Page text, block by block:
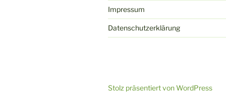
Impressum
Datenschutzerklärung
Stolz präsentiert von WordPress